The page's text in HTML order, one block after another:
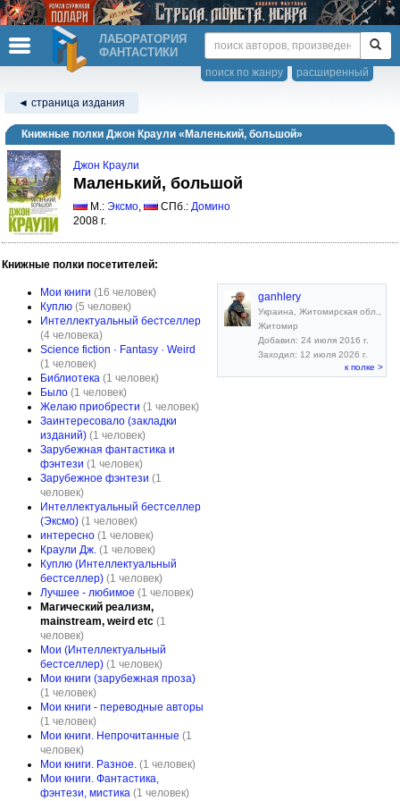
ЛАБОРАТОРИЯ
ФАНТАСТИКИ
расширенный
поиск по жанру
◄ страница издания
Книжные полки Джон Краули «Маленький, большой»
Джон Краули
Маленький, большой
М.: Эксмо, СПб.: Домино
2008 г.
Книжные полки посетителей:
Мои книги (16 человек)
Куплю (5 человек)
Интеллектуальный бестселлер
(4 человека)
Science fiction · Fantasy · Weird
(1 человек)
Библиотека (1 человек)
Было (1 человек)
Желаю приобрести (1 человек)
Заинтересовало (закладки
изданий) (1 человек)
Зарубежная фантастика и
фэнтези (1 человек)
Зарубежное фэнтези (1
человек)
Интеллектуальный бестселлер
(Эксмо) (1 человек)
интересно (1 человек)
Краули Дж. (1 человек)
Куплю (Интеллектуальный
бестселлер) (1 человек)
Лучшее - любимое (1 человек)
Магический реализм,
mainstream, weird etc (1
человек)
Мои (Интеллектуальный
бестселлер) (1 человек)
Мои книги (зарубежная проза)
(1 человек)
Мои книги - переводные авторы
(1 человек)
Мои книги. Непрочитанные (1
человек)
Мои книги. Разное. (1 человек)
Мои книги. Фантастика,
фэнтези, мистика (1 человек)
ganhlery
Украина, Житомирская обл.,
Житомир
Добавил: 24 июля 2016 г.
Заходил: 12 июля 2026 г.
к полке >